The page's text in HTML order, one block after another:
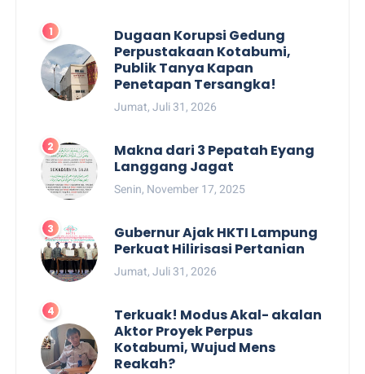
Dugaan Korupsi Gedung
Perpustakaan Kotabumi,
Publik Tanya Kapan
Penetapan Tersangka!
Jumat, Juli 31, 2026
Makna dari 3 Pepatah Eyang
Langgang Jagat
Senin, November 17, 2025
Gubernur Ajak HKTI Lampung
Perkuat Hilirisasi Pertanian
Jumat, Juli 31, 2026
Terkuak! Modus Akal- akalan
Aktor Proyek Perpus
Kotabumi, Wujud Mens
Reakah?